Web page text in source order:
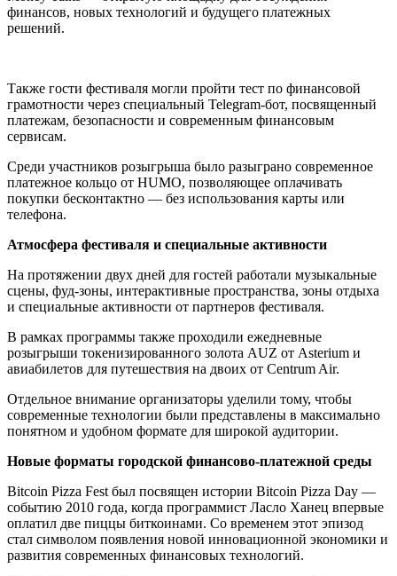
финансов, новых технологий и будущего платежных
решений.
Также гости фестиваля могли пройти тест по финансовой
грамотности через специальный Telegram-бот, посвященный
платежам, безопасности и современным финансовым
сервисам.
Среди участников розыгрыша было разыграно современное
платежное кольцо от HUMO, позволяющее оплачивать
покупки бесконтактно — без использования карты или
телефона.
Атмосфера фестиваля и специальные активности
На протяжении двух дней для гостей работали музыкальные
сцены, фуд-зоны, интерактивные пространства, зоны отдыха
и специальные активности от партнеров фестиваля.
В рамках программы также проходили ежедневные
розыгрыши токенизированного золота AUZ от Asterium и
авиабилетов для путешествия на двоих от Centrum Air.
Отдельное внимание организаторы уделили тому, чтобы
современные технологии были представлены в максимально
понятном и удобном формате для широкой аудитории.
Новые форматы городской финансово-платежной среды
Bitcoin Pizza Fest был посвящен истории Bitcoin Pizza Day —
событию 2010 года, когда программист Ласло Ханец впервые
оплатил две пиццы биткоинами. Со временем этот эпизод
стал символом появления новой инновационной экономики и
развития современных финансовых технологий.